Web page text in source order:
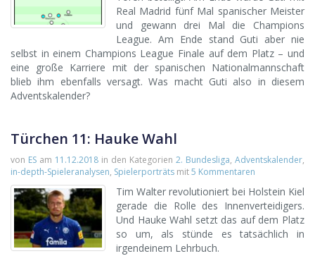
Real Madrid fünf Mal spanischer Meister
und gewann drei Mal die Champions
League. Am Ende stand Guti aber nie
selbst in einem Champions League Finale auf dem Platz – und
eine große Karriere mit der spanischen Nationalmannschaft
blieb ihm ebenfalls versagt. Was macht Guti also in diesem
Adventskalender?
Türchen 11: Hauke Wahl
von ES am 11.12.2018 in den Kategorien 2. Bundesliga, Adventskalender,
in-depth-Spieleranalysen, Spielerporträts mit5 Kommentaren
Tim Walter revolutioniert bei Holstein Kiel
gerade die Rolle des Innenverteidigers.
Und Hauke Wahl setzt das auf dem Platz
so um, als stünde es tatsächlich in
irgendeinem Lehrbuch.